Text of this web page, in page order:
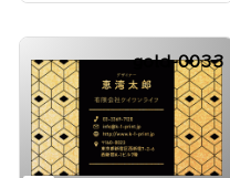
gold-0033